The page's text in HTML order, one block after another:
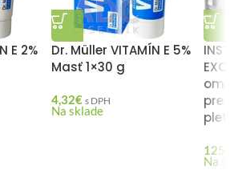
E 2%
Dr. Müller VITAMÍN E 5%
Masť 1×30 g
4,32€ s DPH
Na sklade
pre
pleti
125,21
Na